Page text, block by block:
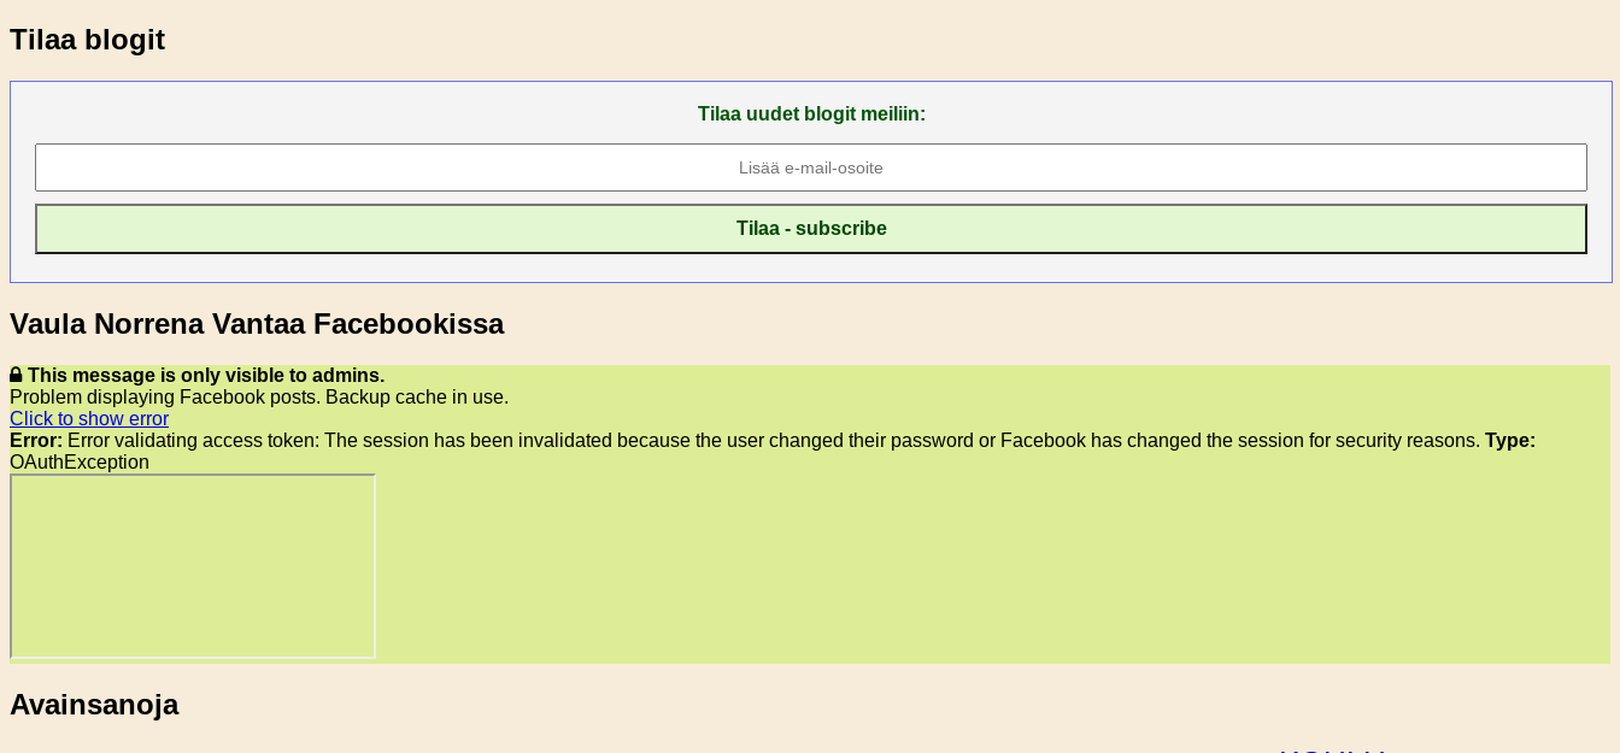
Tilaa blogit
Tilaa uudet blogit meiliin:
Vaula Norrena Vantaa Facebookissa
This message is only visible to admins.
Problem displaying Facebook posts. Backup cache in use.
Click to show error
Error: Error validating access token: The session has been invalidated because the user changed their password or Facebook has changed the session for security reasons. Type:
OAuthException
Avainsanoja